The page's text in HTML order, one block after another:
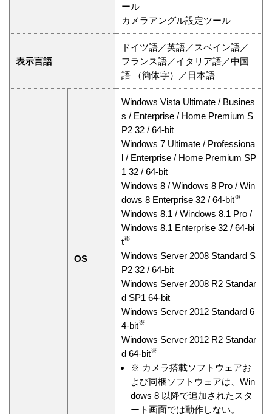
ール
カメラアングル設定ツール
表示言語
ドイツ語／英語／スペイン語／
フランス語／イタリア語／中国
語 （簡体字）／日本語
OS
Windows Vista Ultimate / Busines
s / Enterprise / Home Premium S
P2 32 / 64-bit
Windows 7 Ultimate / Professiona
l / Enterprise / Home Premium SP
1 32 / 64-bit
Windows 8 / Windows 8 Pro / Win
dows 8 Enterprise 32 / 64-bit※
Windows 8.1 / Windows 8.1 Pro /
Windows 8.1 Enterprise 32 / 64-bi
t※
Windows Server 2008 Standard S
P2 32 / 64-bit
Windows Server 2008 R2 Standar
d SP1 64-bit
Windows Server 2012 Standard 6
4-bit※
Windows Server 2012 R2 Standar
d 64-bit※
※ カメラ搭載ソフトウェアお
よび同梱ソフトウェアは、Win
dows 8 以降で追加されたスタ
ート画面では動作しない。